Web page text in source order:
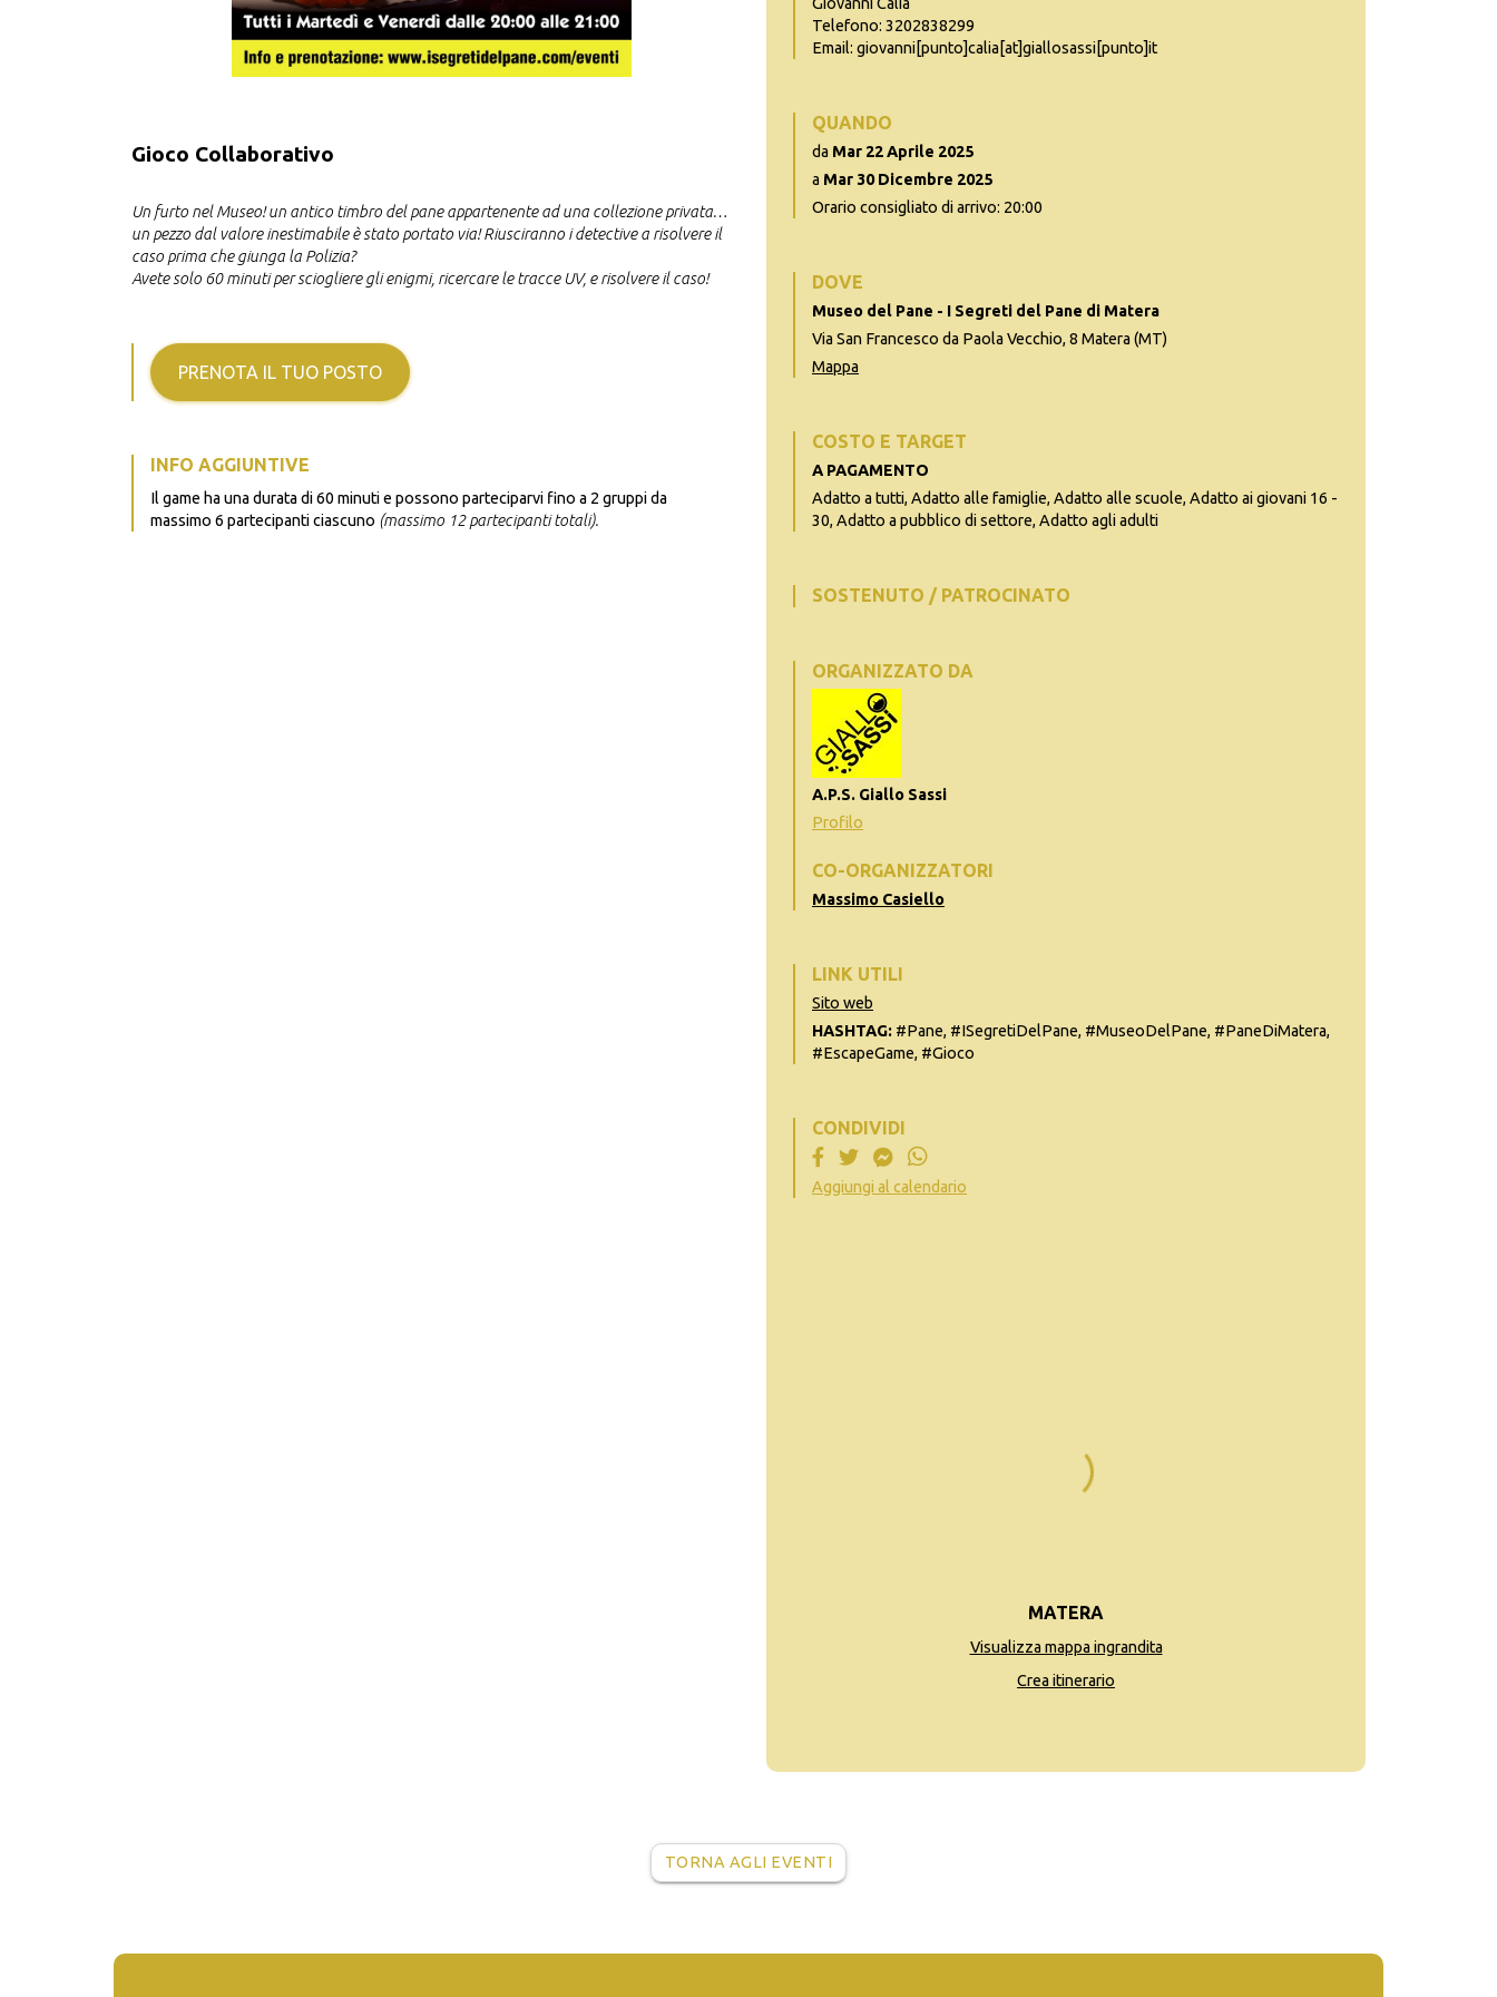
Gioco Collaborativo
Un furto nel Museo! un antico timbro del pane appartenente ad una collezione privata…
un pezzo dal valore inestimabile è stato portato via!Riusciranno i detective a risolvere il
caso prima che giunga la Polizia?
Avete solo 60 minuti per sciogliere gli enigmi, ricercare le tracce UV, e risolvere il caso!
PRENOTA IL TUO POSTO
INFO AGGIUNTIVE
Il game ha una durata di 60 minuti e possono parteciparvi fino a 2 gruppi da
massimo 6 partecipanti ciascuno (massimo 12 partecipanti totali).
Giovanni Calia
Telefono: 3202838299
Email: giovanni[punto]calia[at]giallosassi[punto]it
QUANDO
da Mar 22 Aprile 2025
a Mar 30 Dicembre 2025
Orario consigliato di arrivo: 20:00
DOVE
Museo del Pane - I Segreti del Pane di Matera
Via San Francesco da Paola Vecchio, 8 Matera (MT)
Mappa
COSTO E TARGET
A PAGAMENTO
Adatto a tutti, Adatto alle famiglie, Adatto alle scuole, Adatto ai giovani 16 -
30, Adatto a pubblico di settore, Adatto agli adulti
SOSTENUTO / PATROCINATO
ORGANIZZATO DA
A.P.S. Giallo Sassi
Profilo
CO-ORGANIZZATORI
Massimo Casiello
LINK UTILI
Sito web
HASHTAG: #Pane, #ISegretiDelPane, #MuseoDelPane, #PaneDiMatera,
#EscapeGame, #Gioco
CONDIVIDI
Aggiungi al calendario
MATERA
Visualizza mappa ingrandita
Crea itinerario
TORNA AGLI EVENTI